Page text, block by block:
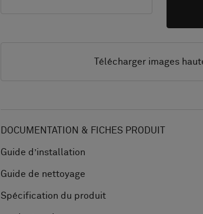
Télécharger images
DOCUMENTATION & FICHES PRODUIT
Guide d’installation
Guide de nettoyage
Spécification du produit